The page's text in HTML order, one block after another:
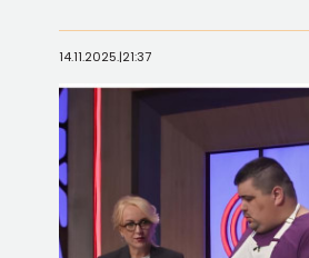
14.11.2025.|21:37